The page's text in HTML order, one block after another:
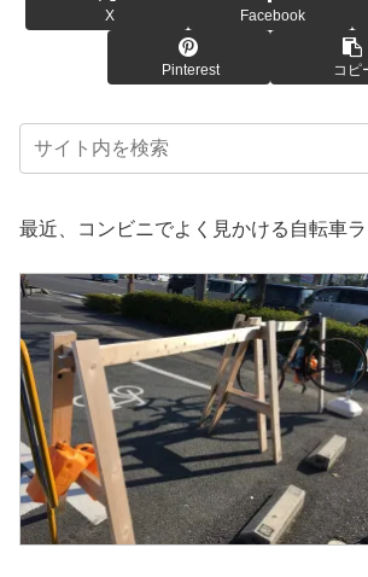
X Facebook
Pinterest コピ
最近、コンビニでよく見かける自転車ラ